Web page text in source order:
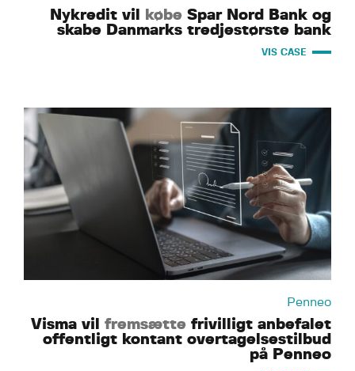
Nykredit vil købe Spar Nord Bank og
skabe Danmarks tredjestørste bank
VIS CASE
Penneo
Visma vil fremsætte frivilligt anbefalet
offentligt kontant overtagelsestilbud
på Penneo